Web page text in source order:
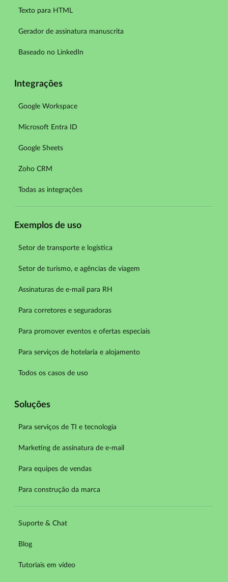
Texto para HTML
Gerador de assinatura manuscrita
Baseado no LinkedIn
Integrações
Google Workspace
Microsoft Entra ID
Google Sheets
Zoho CRM
Todas as integrações
Exemplos de uso
Setor de transporte e logística
Setor de turismo, e agências de viagem
Assinaturas de e-mail para RH
Para corretores e seguradoras
Para promover eventos e ofertas especiais
Para serviços de hotelaria e alojamento
Todos os casos de uso
Soluções
Para serviços de TI e tecnologia
Marketing de assinatura de e-mail
Para equipes de vendas
Para construção da marca
Suporte & Chat
Blog
Tutoriais em vídeo